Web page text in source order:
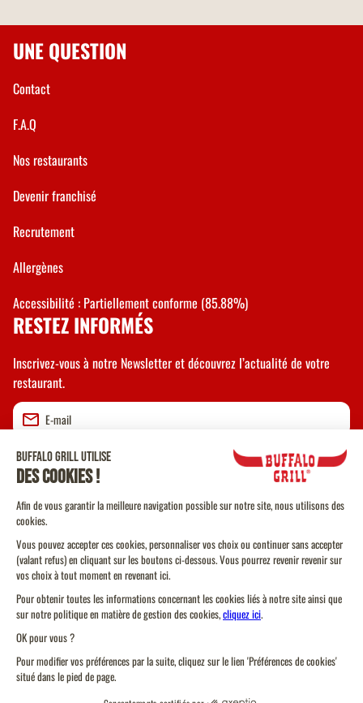
UNE QUESTION
Contact
F.A.Q
Nos restaurants
Devenir franchisé
Recrutement
Allergènes
Accessibilité : Partiellement conforme (85.88%)
RESTEZ INFORMÉS
Inscrivez-vous à notre Newsletter et découvrez l’actualité de votre
restaurant.
Valider
CGU
CGV Vente à emporter
CGU Programme de Fidélité
Politique Cookies
Protection des données personnelles
Plan du site
Étampes